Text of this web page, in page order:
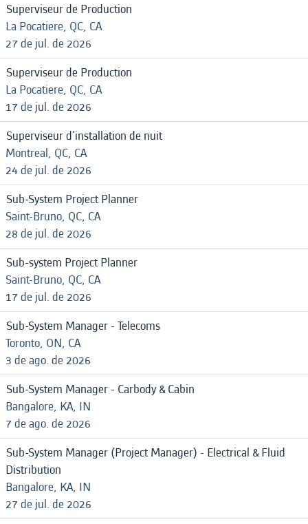
Superviseur de Production
La Pocatiere, QC, CA
27 de jul. de 2026
Superviseur de Production
La Pocatiere, QC, CA
17 de jul. de 2026
Superviseur d'installation de nuit
Montreal, QC, CA
24 de jul. de 2026
Sub-System Project Planner
Saint-Bruno, QC, CA
28 de jul. de 2026
Sub-system Project Planner
Saint-Bruno, QC, CA
17 de jul. de 2026
Sub-System Manager - Telecoms
Toronto, ON, CA
3 de ago. de 2026
Sub-System Manager - Carbody & Cabin
Bangalore, KA, IN
7 de ago. de 2026
Sub-System Manager (Project Manager) - Electrical & Fluid
Distribution
Bangalore, KA, IN
27 de jul. de 2026